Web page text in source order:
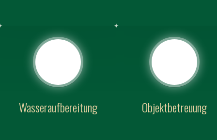
Wasseraufbereitung Objektbetreuung